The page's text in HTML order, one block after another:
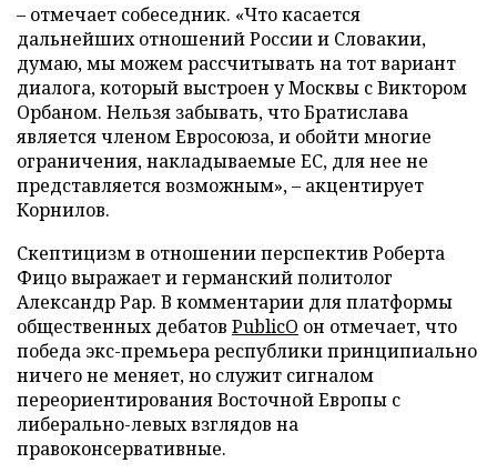
– отмечает собеседник. «Что касается
дальнейших отношений России и Словакии,
думаю, мы можем рассчитывать на тот вариант
диалога, который выстроен у Москвы с Виктором
Орбаном. Нельзя забывать, что Братислава
является членом Евросоюза, и обойти многие
ограничения, накладываемые ЕС, для нее не
представляется возможным», – акцентирует
Корнилов.
Скептицизм в отношении перспектив Роберта
Фицо выражает и германский политолог
Александр Рар. В комментарии для платформы
общественных дебатов PublicO он отмечает, что
победа экс-премьера республики принципиально
ничего не меняет, но служит сигналом
переориентирования Восточной Европы с
либерально-левых взглядов на
правоконсервативные.